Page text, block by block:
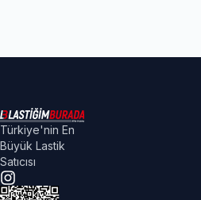
Türkiye'nin En
Büyük Lastik
Satıcısı